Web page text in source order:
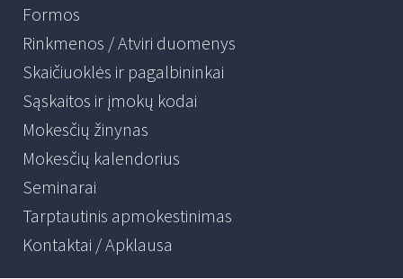
Formos
Rinkmenos / Atviri duomenys
Skaičiuoklės ir pagalbininkai
Sąskaitos ir įmokų kodai
Mokesčių žinynas
Mokesčių kalendorius
Seminarai
Tarptautinis apmokestinimas
Kontaktai / Apklausa